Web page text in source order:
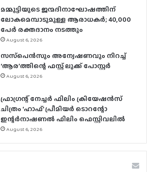
മമ്മൂട്ടിയുടെ ജന്മദിനാഘോഷത്തിന്
ലോകമെമ്പാടുമുള്ള ആരാധകര്‍; 40,000
പേര്‍ രക്തദാനം നടത്തും
August 6, 2026
സസ്‌പെന്‍സും അന്വേഷണവും നിറച്ച്
‘ആര’ത്തിന്റെ ഫസ്റ്റ് ലുക്ക് പോസ്റ്റര്‍
August 6, 2026
ഫ്രാഗ്രന്റ് നേച്ചര്‍ ഫിലിം ക്രിയേഷന്‍സ്
ചിത്രം ‘ഹാഫ്’ പ്രീമിയര്‍ ടൊറന്റോ
ഇന്റര്‍നാഷണല്‍ ഫിലിം ഫെസ്റ്റിവലില്‍
August 6, 2026